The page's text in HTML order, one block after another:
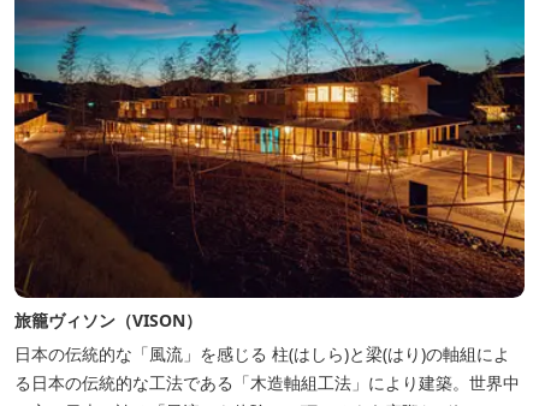
旅籠ヴィソン（VISON）
日本の伝統的な「風流」を感じる 柱(はしら)と梁(はり)の軸組によ
る日本の伝統的な工法である「木造軸組工法」により建築。世界中